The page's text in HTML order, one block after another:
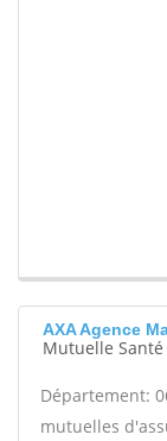
AXA Agence
Mutuelle
Département:
mutuelles